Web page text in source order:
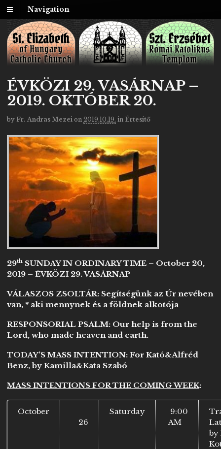
Navigation
ÉVKÖZI 29. VASÁRNAP –
2019. OKTÓBER 20.
by Fr. Andras Mezei on 2019.10.19. in Értesítő
29th SUNDAY IN ORDINARY TIME – October 20,
2019 – ÉVKÖZI 29. VASÁRNAP
VÁLASZOS ZSOLTÁR: Segítségünk az Úr nevében
van, * aki mennynek és a földnek alkotója
RESPONSORIAL PSALM: Our help is from the
Lord, who made heaven and earth.
TODAY’S MASS INTENTION: For Kató&Alfréd
Benz, by Kamilla&Kata Szabó
MASS INTENTIONS FOR THE COMING WEEK:
October
26
Saturday
9:00
AM
by